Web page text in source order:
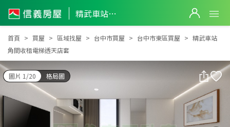
精武車站角間收租電梯透天店套
精武車站角間收租電梯透天店套
首頁 買屋 區域找屋 台中市買屋 台中市東區買屋
精武車站
角間收租電梯透天店套
圖片 1/20 格局圖